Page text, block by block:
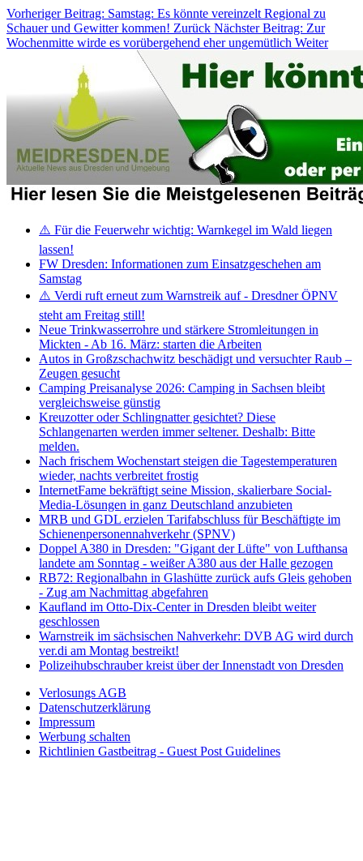
Vorheriger Beitrag: Samstag: Es könnte vereinzelt Regional zu
Schauer und Gewitter kommen! Zurück Nächster Beitrag: Zur
Wochenmitte wirde es vorübergehend eher ungemütlich Weiter
⚠️ Für die Feuerwehr wichtig: Warnkegel im Wald liegen
lassen!
FW Dresden: Informationen zum Einsatzgeschehen am
Samstag
⚠️ Verdi ruft erneut zum Warnstreik auf - Dresdner ÖPNV
steht am Freitag still!
Neue Trinkwasserrohre und stärkere Stromleitungen in
Mickten - Ab 16. März: starten die Arbeiten
Autos in Großzschachwitz beschädigt und versuchter Raub –
Zeugen gesucht
Camping Preisanalyse 2026: Camping in Sachsen bleibt
vergleichsweise günstig
Kreuzotter oder Schlingnatter gesichtet? Diese
Schlangenarten werden immer seltener. Deshalb: Bitte
melden.
Nach frischem Wochenstart steigen die Tagestemperaturen
wieder, nachts verbreitet frostig
InternetFame bekräftigt seine Mission, skalierbare Social-
Media-Lösungen in ganz Deutschland anzubieten
MRB und GDL erzielen Tarifabschluss für Beschäftigte im
Schienenpersonennahverkehr (SPNV)
Doppel A380 in Dresden: "Gigant der Lüfte" von Lufthansa
landete am Sonntag - weißer A380 aus der Halle gezogen
RB72: Regionalbahn in Glashütte zurück aufs Gleis gehoben
- Zug am Nachmittag abgefahren
Kaufland im Otto-Dix-Center in Dresden bleibt weiter
geschlossen
Warnstreik im sächsischen Nahverkehr: DVB AG wird durch
ver.di am Montag bestreikt!
Polizeihubschrauber kreist über der Innenstadt von Dresden
Verlosungs AGB
Datenschutzerklärung
Impressum
Werbung schalten
Richtlinien Gastbeitrag - Guest Post Guidelines